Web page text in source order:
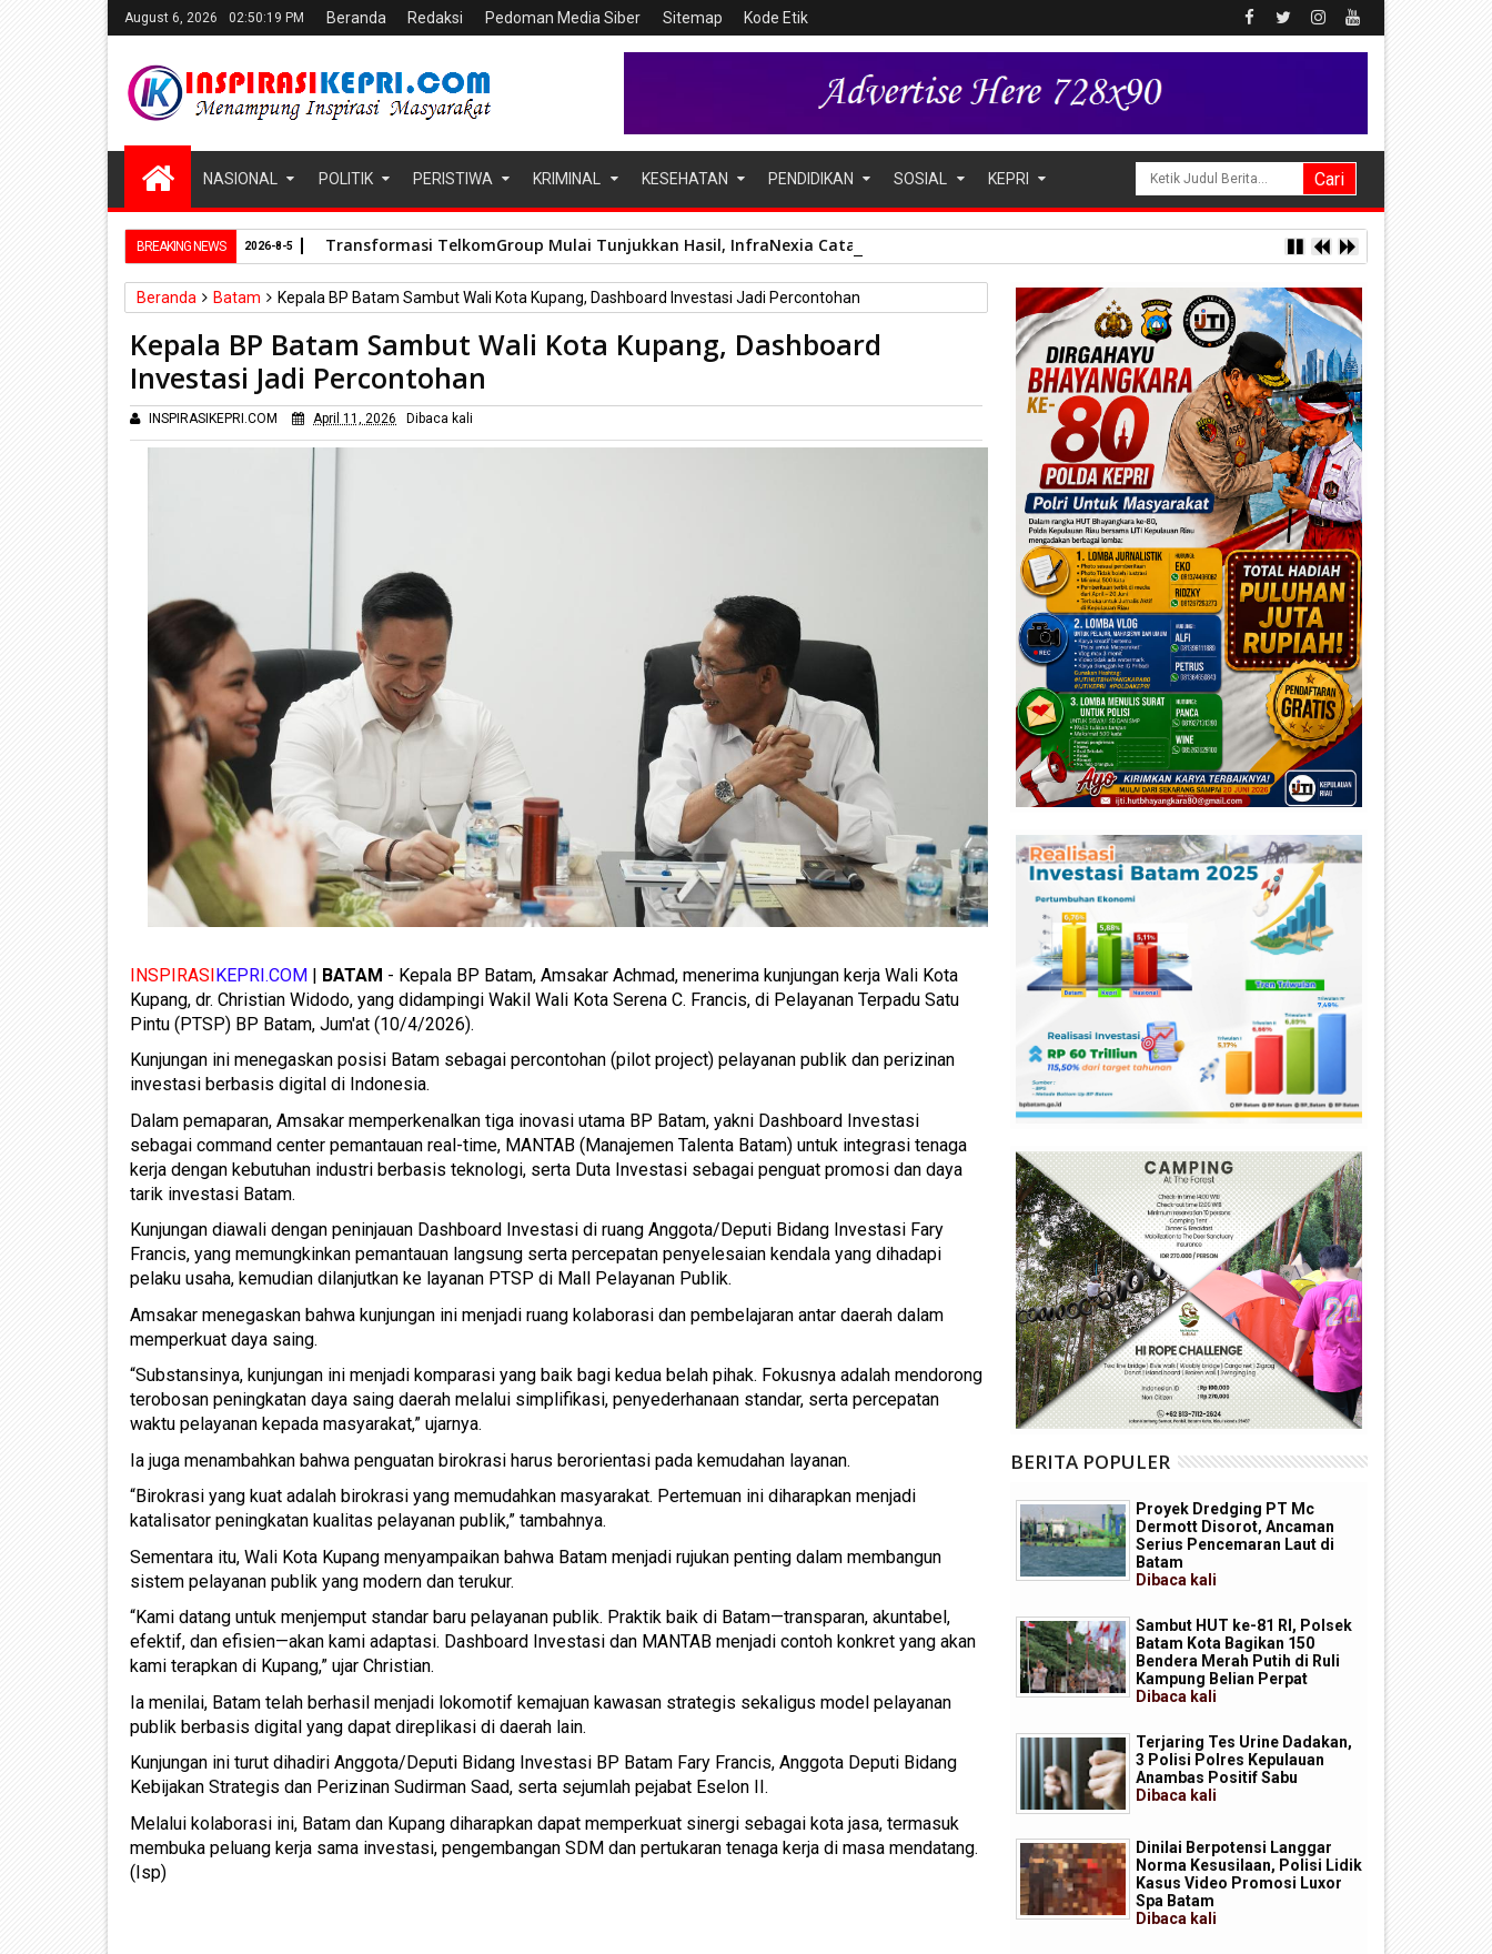
August 6, 2026 02:50:20 PM Beranda Redaksi Pedoman Media Siber Sitemap Kode Etik
NASIONAL POLITIK PERISTIWA KRIMINAL KESEHATAN PENDIDIKAN SOSIAL KEPRI
BREAKING NEWS Transformasi TelkomGroup Mulai Tunjukkan Hasil, InfraNexia Catat Kinerja Positif Perkuat Infrastruktur Digital Nasional
2026-8-5
Beranda Batam Kepala BP Batam Sambut Wali Kota Kupang, Dashboard Investasi Jadi Percontohan
Kepala BP Batam Sambut Wali Kota Kupang, Dashboard
Investasi Jadi Percontohan
INSPIRASIKEPRI.COM April 11, 2026 Dibaca kali
INSPIRASIKEPRI.COM | BATAM - Kepala BP Batam, Amsakar Achmad, menerima kunjungan kerja Wali Kota
Kupang, dr. Christian Widodo, yang didampingi Wakil Wali Kota Serena C. Francis, di Pelayanan Terpadu Satu
Pintu (PTSP) BP Batam, Jum'at (10/4/2026).
Kunjungan ini menegaskan posisi Batam sebagai percontohan (pilot project) pelayanan publik dan perizinan
investasi berbasis digital di Indonesia.
Dalam pemaparan, Amsakar memperkenalkan tiga inovasi utama BP Batam, yakni Dashboard Investasi
sebagai command center pemantauan real-time, MANTAB (Manajemen Talenta Batam) untuk integrasi tenaga
kerja dengan kebutuhan industri berbasis teknologi, serta Duta Investasi sebagai penguat promosi dan daya
tarik investasi Batam.
Kunjungan diawali dengan peninjauan Dashboard Investasi di ruang Anggota/Deputi Bidang Investasi Fary
Francis, yang memungkinkan pemantauan langsung serta percepatan penyelesaian kendala yang dihadapi
pelaku usaha, kemudian dilanjutkan ke layanan PTSP di Mall Pelayanan Publik.
Amsakar menegaskan bahwa kunjungan ini menjadi ruang kolaborasi dan pembelajaran antar daerah dalam
memperkuat daya saing.
“Substansinya, kunjungan ini menjadi komparasi yang baik bagi kedua belah pihak. Fokusnya adalah mendorong
terobosan peningkatan daya saing daerah melalui simplifikasi, penyederhanaan standar, serta percepatan
waktu pelayanan kepada masyarakat,” ujarnya.
Ia juga menambahkan bahwa penguatan birokrasi harus berorientasi pada kemudahan layanan.
“Birokrasi yang kuat adalah birokrasi yang memudahkan masyarakat. Pertemuan ini diharapkan menjadi
katalisator peningkatan kualitas pelayanan publik,” tambahnya.
Sementara itu, Wali Kota Kupang menyampaikan bahwa Batam menjadi rujukan penting dalam membangun
sistem pelayanan publik yang modern dan terukur.
“Kami datang untuk menjemput standar baru pelayanan publik. Praktik baik di Batam—transparan, akuntabel,
efektif, dan efisien—akan kami adaptasi. Dashboard Investasi dan MANTAB menjadi contoh konkret yang akan
kami terapkan di Kupang,” ujar Christian.
Ia menilai, Batam telah berhasil menjadi lokomotif kemajuan kawasan strategis sekaligus model pelayanan
publik berbasis digital yang dapat direplikasi di daerah lain.
Kunjungan ini turut dihadiri Anggota/Deputi Bidang Investasi BP Batam Fary Francis, Anggota Deputi Bidang
Kebijakan Strategis dan Perizinan Sudirman Saad, serta sejumlah pejabat Eselon II.
Melalui kolaborasi ini, Batam dan Kupang diharapkan dapat memperkuat sinergi sebagai kota jasa, termasuk
membuka peluang kerja sama investasi, pengembangan SDM dan pertukaran tenaga kerja di masa mendatang.
(Isp)
BERITA POPULER
Proyek Dredging PT Mc
Dermott Disorot, Ancaman
Serius Pencemaran Laut di
Batam
Dibaca kali
Sambut HUT ke-81 RI, Polsek
Batam Kota Bagikan 150
Bendera Merah Putih di Ruli
Kampung Belian Perpat
Dibaca kali
Terjaring Tes Urine Dadakan,
3 Polisi Polres Kepulauan
Anambas Positif Sabu
Dibaca kali
Dinilai Berpotensi Langgar
Norma Kesusilaan, Polisi Lidik
Kasus Video Promosi Luxor
Spa Batam
Dibaca kali